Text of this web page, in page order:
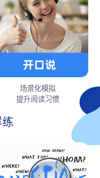
场景化模拟
提升阅读习惯
练